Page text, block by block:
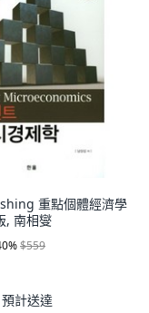
重點個體經濟學
, 南相燮
%$559
預計送達